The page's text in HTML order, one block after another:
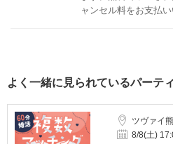
ャンセル料をお支払い
よく一緒に見られているパーテ
ツヴァイ
8/8(土)